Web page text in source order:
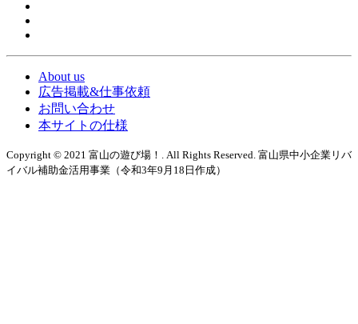
About us
広告掲載&仕事依頼
お問い合わせ
本サイトの仕様
Copyright © 2021 富山の遊び場！. All Rights Reserved. 富山県中小企業リバ
イバル補助金活用事業（令和3年9月18日作成）